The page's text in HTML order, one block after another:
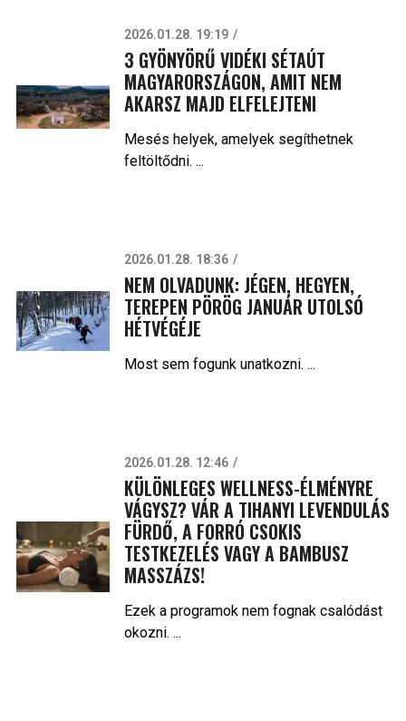
2026.01.28. 19:19
3 GYÖNYÖRŰ VIDÉKI SÉTAÚT
MAGYARORSZÁGON, AMIT NEM
AKARSZ MAJD ELFELEJTENI
Mesés helyek, amelyek segíthetnek
feltöltődni. ...
2026.01.28. 18:36
NEM OLVADUNK: JÉGEN, HEGYEN,
TEREPEN PÖRÖG JANUÁR UTOLSÓ
HÉTVÉGÉJE
Most sem fogunk unatkozni. ...
2026.01.28. 12:46
KÜLÖNLEGES WELLNESS-ÉLMÉNYRE
VÁGYSZ? VÁR A TIHANYI LEVENDULÁS
FÜRDŐ, A FORRÓ CSOKIS
TESTKEZELÉS VAGY A BAMBUSZ
MASSZÁZS!
Ezek a programok nem fognak csalódást
okozni. ...